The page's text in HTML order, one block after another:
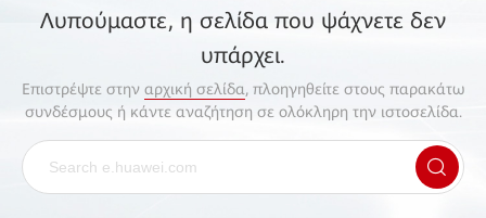
Λυπούμαστε, η σελίδα που ψάχνετε δεν
υπάρχει.
Επιστρέψτε στην αρχική σελίδα, πλοηγηθείτε στους παρακάτω
συνδέσμους ή κάντε αναζήτηση σε ολόκληρη την ιστοσελίδα.